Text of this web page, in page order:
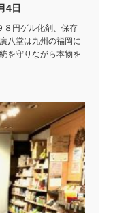
4日
円ゲル化剤、保存
堂は九州の福岡に
を守りながら本物を